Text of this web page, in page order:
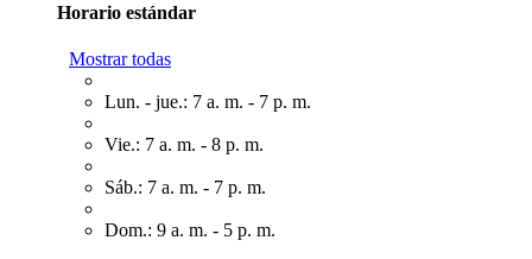
Horario estándar
Mostrar todas
Lun. - jue.: 7 a. m. - 7 p. m.
Vie.: 7 a. m. - 8 p. m.
Sáb.: 7 a. m. - 7 p. m.
Dom.: 9 a. m. - 5 p. m.